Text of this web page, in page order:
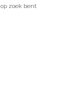
zoek bent